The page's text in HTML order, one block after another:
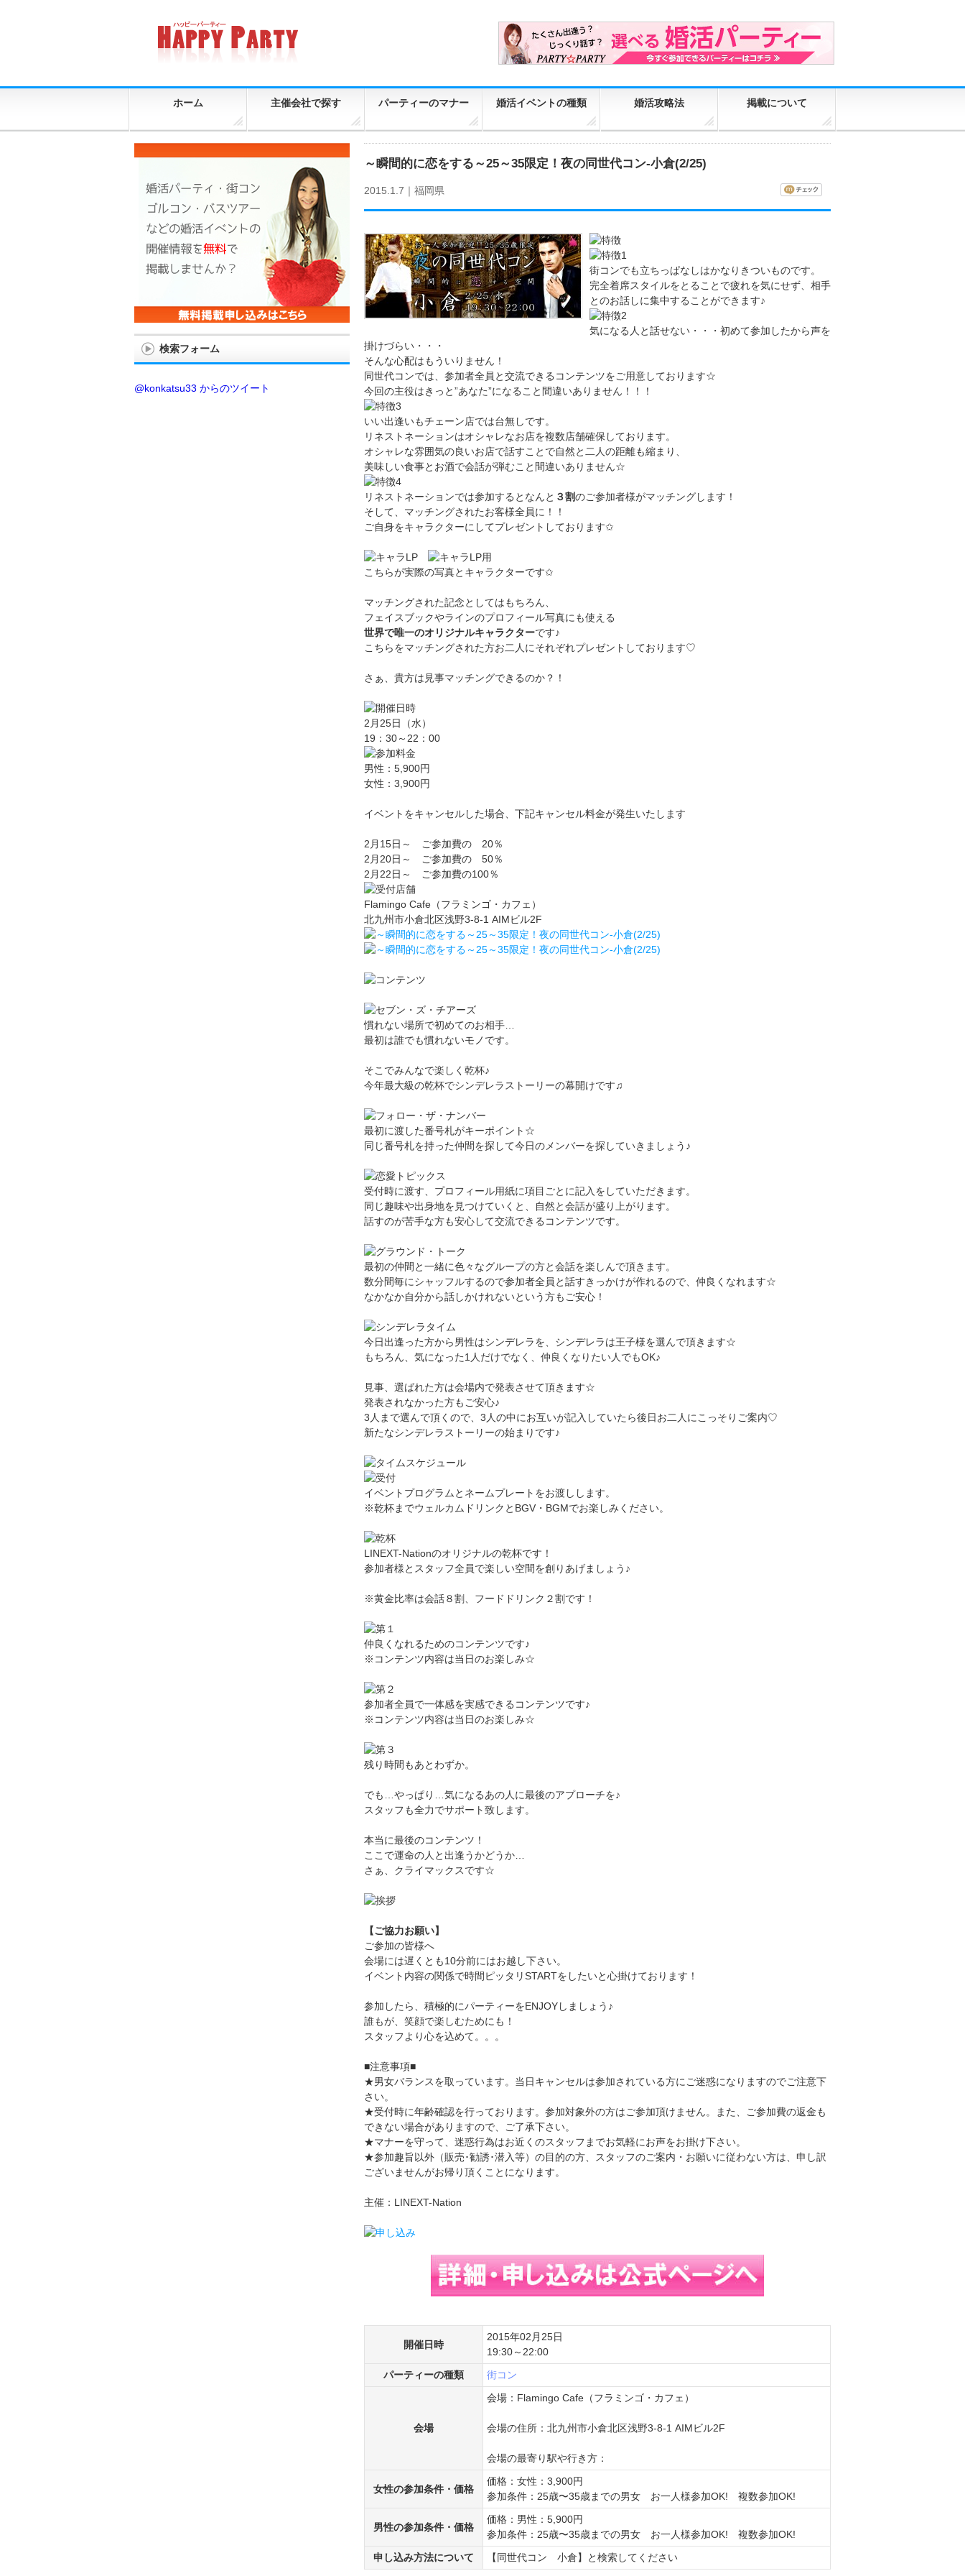
ホーム 主催会社で探す パーティーのマナー 婚活イベントの種類 婚活攻略法 掲載について
～瞬間的に恋をする～25～35限定！夜の同世代コン-小倉(2/25)
2015.1.7｜ 福岡県
街コンでも立ちっぱなしはかなりきついものです。
完全着席スタイルをとることで疲れを気にせず、相手
とのお話しに集中することができます♪
気になる人と話せない・・・初めて参加したから声を
掛けづらい・・・
そんな心配はもういりません！
同世代コンでは、参加者全員と交流できるコンテンツをご用意しております☆
今回の主役はきっと”あなた”になること間違いありません！！！
いい出逢いもチェーン店では台無しです。
リネストネーションはオシャレなお店を複数店舗確保しております。
オシャレな雰囲気の良いお店で話すことで自然と二人の距離も縮まり、
美味しい食事とお酒で会話が弾むこと間違いありません☆
リネストネーションでは参加するとなんと ３割のご参加者様がマッチングします！
そして、マッチングされたお客様全員に！！
ご自身をキャラクターにしてプレゼントしております✩
こちらが実際の写真とキャラクターです✩
マッチングされた記念としてはもちろん、
フェイスブックやラインのプロフィール写真にも使える
世界で唯一のオリジナルキャラクターです♪
こちらをマッチングされた方お二人にそれぞれプレゼントしております♡
さぁ、貴方は見事マッチングできるのか？！
2月25日（水）
19：30～22：00
男性：5,900円
女性：3,900円
イベントをキャンセルした場合、下記キャンセル料金が発生いたします
2月15日～ ご参加費の 20％
2月20日～ ご参加費の 50％
2月22日～ ご参加費の100％
Flamingo Cafe（フラミンゴ・カフェ）
北九州市小倉北区浅野3-8-1 AIMビル2F
慣れない場所で初めてのお相手…
最初は誰でも慣れないモノです。
そこでみんなで楽しく乾杯♪
今年最大級の乾杯でシンデレラストーリーの幕開けです♫
最初に渡した番号札がキーポイント☆
同じ番号札を持った仲間を探して今日のメンバーを探していきましょう♪
受付時に渡す、プロフィール用紙に項目ごとに記入をしていただきます。
同じ趣味や出身地を見つけていくと、自然と会話が盛り上がります。
話すのが苦手な方も安心して交流できるコンテンツです。
最初の仲間と一緒に色々なグループの方と会話を楽しんで頂きます。
数分間毎にシャッフルするので参加者全員と話すきっかけが作れるので、仲良くなれます☆
なかなか自分から話しかけれないという方もご安心！
今日出逢った方から男性はシンデレラを、シンデレラは王子様を選んで頂きます☆
もちろん、気になった1人だけでなく、仲良くなりたい人でもOK♪
見事、選ばれた方は会場内で発表させて頂きます☆
発表されなかった方もご安心♪
3人まで選んで頂くので、3人の中にお互いが記入していたら後日お二人にこっそりご案内♡
新たなシンデレラストーリーの始まりです♪
イベントプログラムとネームプレートをお渡しします。
※乾杯までウェルカムドリンクとBGV・BGMでお楽しみください。
LINEXT-Nationのオリジナルの乾杯です！
参加者様とスタッフ全員で楽しい空間を創りあげましょう♪
※黄金比率は会話８割、フードドリンク２割です！
仲良くなれるためのコンテンツです♪
※コンテンツ内容は当日のお楽しみ☆
参加者全員で一体感を実感できるコンテンツです♪
※コンテンツ内容は当日のお楽しみ☆
残り時間もあとわずか。
でも…やっぱり…気になるあの人に最後のアプローチを♪
スタッフも全力でサポート致します。
本当に最後のコンテンツ！
ここで運命の人と出逢うかどうか…
さぁ、クライマックスです☆
【ご協力お願い】
ご参加の皆様へ
会場には遅くとも10分前にはお越し下さい。
イベント内容の関係で時間ピッタリSTARTをしたいと心掛けております！
参加したら、積極的にパーティーをENJOYしましょう♪
誰もが、笑顔で楽しむためにも！
スタッフより心を込めて。。。
■注意事項■
★男女バランスを取っています。当日キャンセルは参加されている方にご迷惑になりますのでご注意下
さい。
★受付時に年齢確認を行っております。参加対象外の方はご参加頂けません。また、ご参加費の返金も
できない場合がありますので、ご了承下さい。
★マナーを守って、迷惑行為はお近くのスタッフまでお気軽にお声をお掛け下さい。
★参加趣旨以外（販売･勧誘･潜入等）の目的の方、スタッフのご案内・お願いに従わない方は、申し訳
ございませんがお帰り頂くことになります。
主催：LINEXT-Nation
開催日時
2015年02月25日
19:30～22:00
パーティーの種類
街コン
会場
会場：Flamingo Cafe（フラミンゴ・カフェ）
会場の住所：北九州市小倉北区浅野3-8-1 AIMビル2F
会場の最寄り駅や行き方：
女性の参加条件・価格
価格：女性：3,900円
参加条件：25歳〜35歳までの男女 お一人様参加OK! 複数参加OK!
男性の参加条件・価格
価格：男性：5,900円
参加条件：25歳〜35歳までの男女 お一人様参加OK! 複数参加OK!
申し込み方法について
【同世代コン 小倉】と検索してください
検索フォーム
@konkatsu33 からのツイート